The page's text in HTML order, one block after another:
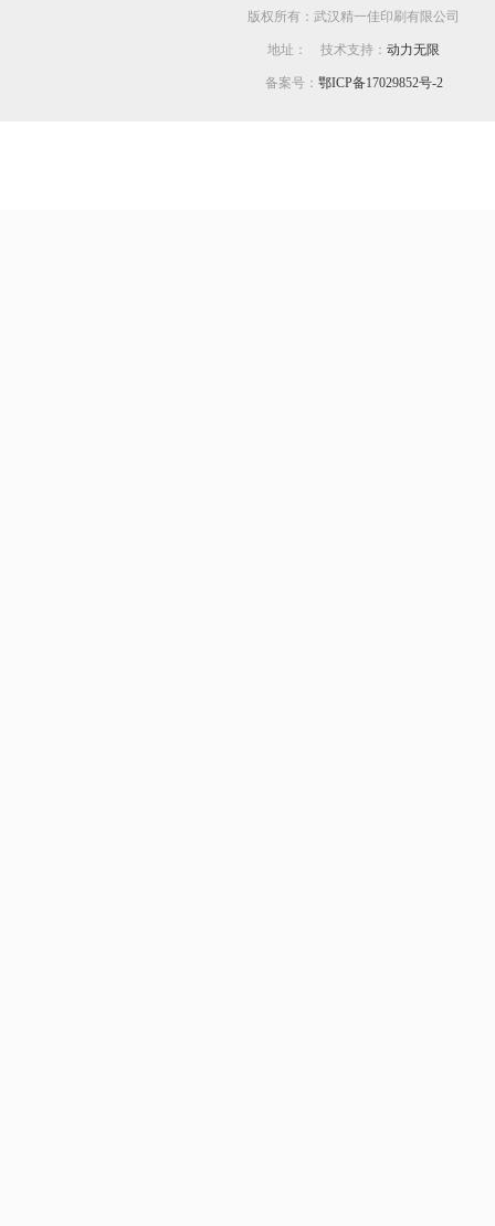
版权所有：武汉精一佳印刷有限公司
地址： 技术支持： 动力无限
备案号： 鄂ICP备17029852号-2